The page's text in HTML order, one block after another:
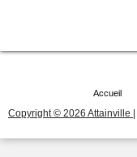
Accueil
Copyright © 2026 Attainville |